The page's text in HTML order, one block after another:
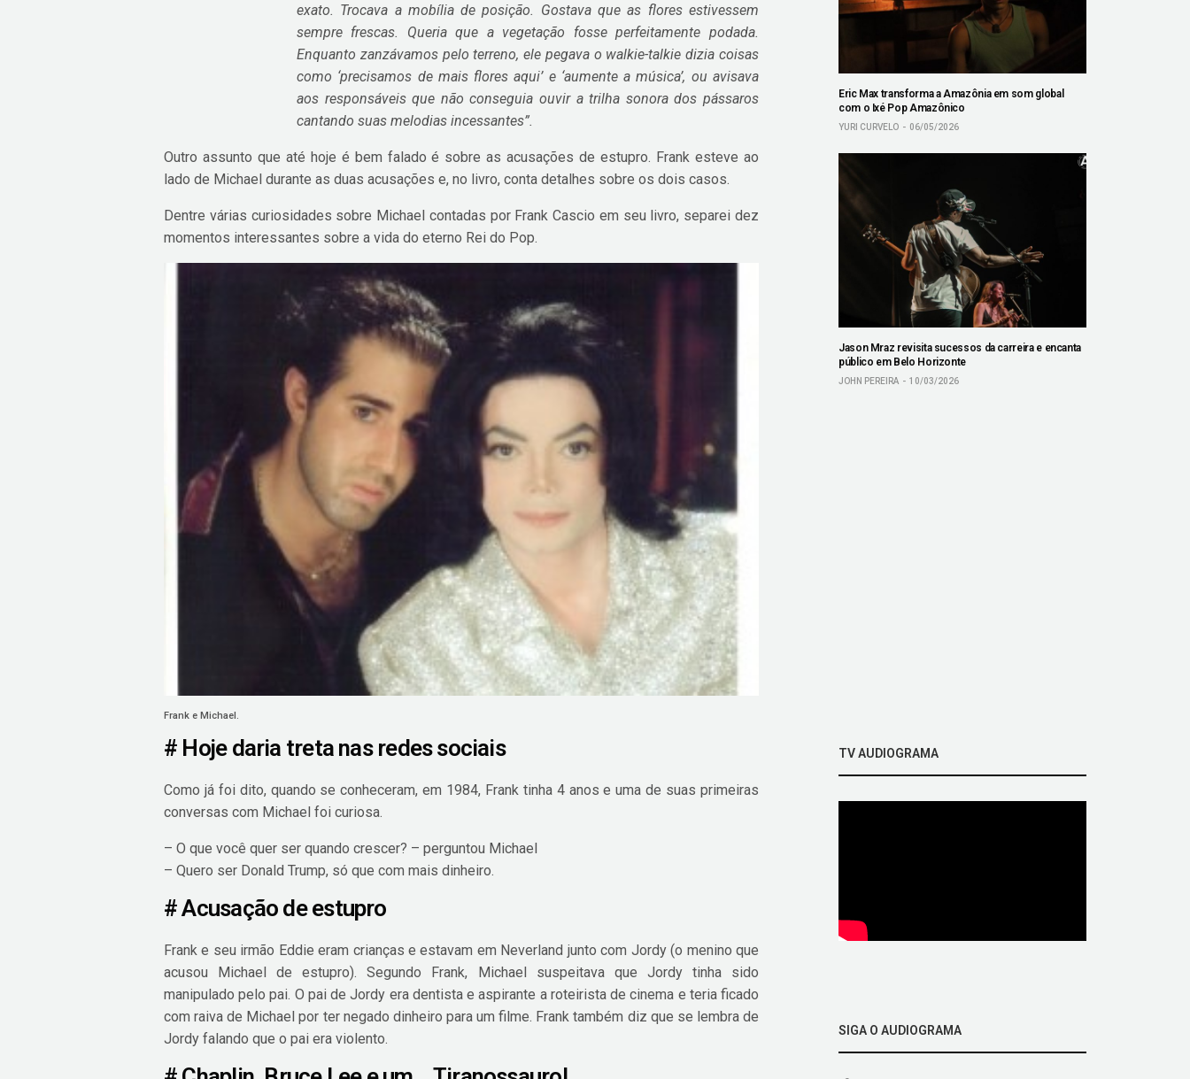
exato. Trocava a mobília de posição. Gostava que as flores estivessem
sempre frescas. Queria que a vegetação fosse perfeitamente podada.
Enquanto zanzávamos pelo terreno, ele pegava o walkie-talkie dizia coisas
como ‘precisamos de mais flores aqui’ e ‘aumente a música’, ou avisava
aos responsáveis que não conseguia ouvir a trilha sonora dos pássaros
cantando suas melodias incessantes”.
Outro assunto que até hoje é bem falado é sobre as acusações de estupro. Frank esteve ao
lado de Michael durante as duas acusações e, no livro, conta detalhes sobre os dois casos.
Dentre várias curiosidades sobre Michael contadas por Frank Cascio em seu livro, separei dez
momentos interessantes sobre a vida do eterno Rei do Pop.
Frank e Michael.
# Hoje daria treta nas redes sociais
Como já foi dito, quando se conheceram, em 1984, Frank tinha 4 anos e uma de suas primeiras
conversas com Michael foi curiosa.
– O que você quer ser quando crescer? – perguntou Michael
– Quero ser Donald Trump, só que com mais dinheiro.
# Acusação de estupro
Frank e seu irmão Eddie eram crianças e estavam em Neverland junto com Jordy (o menino que
acusou Michael de estupro). Segundo Frank, Michael suspeitava que Jordy tinha sido
manipulado pelo pai. O pai de Jordy era dentista e aspirante a roteirista de cinema e teria ficado
com raiva de Michael por ter negado dinheiro para um filme. Frank também diz que se lembra de
Jordy falando que o pai era violento.
Eric Max transforma a Amazônia em som global
com o Ixé Pop Amazônico
YURI CURVELO 06/05/2026
Jason Mraz revisita sucessos da carreira e encanta
público em Belo Horizonte
JOHN PEREIRA 10/03/2026
TV AUDIOGRAMA
SIGA O AUDIOGRAMA